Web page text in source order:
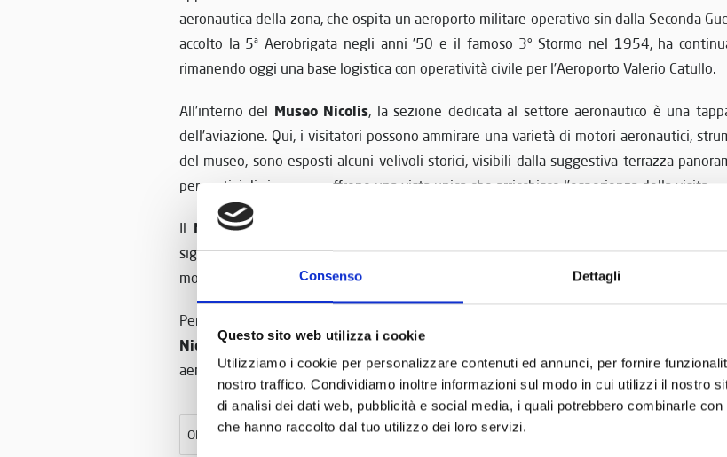
Consenso Dettagli
Questo sito web utilizza i cookie
Utilizziamo i cookie per personalizzare contenuti ed annunci, per fornire
nostro traffico. Condividiamo inoltre informazioni sul modo in cui utilizzi il nostro
di analisi dei dati web, pubblicità e social media, i quali potrebbero combinarle
che hanno raccolto dal tuo utilizzo dei loro servizi.
aeronautica della zona, che ospita un aeroporto militare operativo sin dalla Seconda
accolto la 5ª Aerobrigata negli anni ’50 e il famoso 3° Stormo nel 1954, ha
rimanendo oggi una base logistica con operatività civile per l’Aeroporto Valerio Catullo.
All’interno del Museo Nicolis, la sezione dedicata al settore aeronautico è una
dell’aviazione. Qui, i visitatori possono ammirare una varietà di motori aeronautici,
del museo, sono esposti alcuni velivoli storici, visibili dalla suggestiva terrazza
per motivi di sicurezza, offrono una vista unica che arricchisce l’esperienza della visita.
Il Museo Nicolis
in senso stretto, ma la sua
significativo alle sue esposizioni principali, che celebrano l’ingegneria e il design
motociclette.
Per chi è appassionato di aerei e desidera esplorare una collezione che comprende
Nicolisrappresenta una destinazione affascinante e ricca di sorprese. Ogni visita al
aeronautica, arricchendo la comprensione del ruolo che questi velivoli hanno avuto nel
ORDINA PER: